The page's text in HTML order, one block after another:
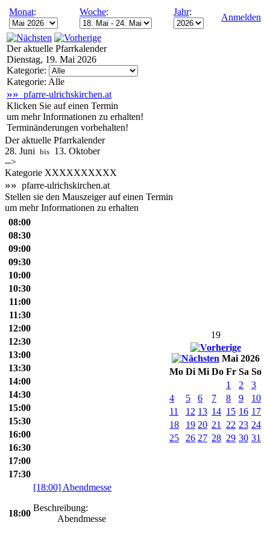
Monat: Woche: Jahr:
Anmelden
Der aktuelle Pfarrkalender
Dienstag, 19. Mai 2026
Kategorie:
Kategorie: Alle
»» pfarre-ulrichskirchen.at
Klicken Sie auf einen Termin
um mehr Informationen zu erhalten!
Terminänderungen vorbehalten!
Der aktuelle Pfarrkalender
28. Juni
bis
13. Oktober
-->
Kategorie XXXXXXXXXX
»» pfarre-ulrichskirchen.at
Stellen sie den Mauszeiger auf einen Termin
um mehr Informationen zu erhalten
08:00
08:30
09:00
09:30
10:00
10:30
11:00
11:30
12:00
12:30
13:00
13:30
14:00
14:30
15:00
15:30
16:00
16:30
17:00
17:30
18:00
[18:00] Abendmesse
Beschreibung:
Abendmesse
19
Mai 2026
Mo Di Mi Do Fr Sa So
1
2
3
4
5 6 7 8 9
10
11
12 13 14 15 16 17
18
19 20 21 22 23 24
25
26 27 28 29 30 31